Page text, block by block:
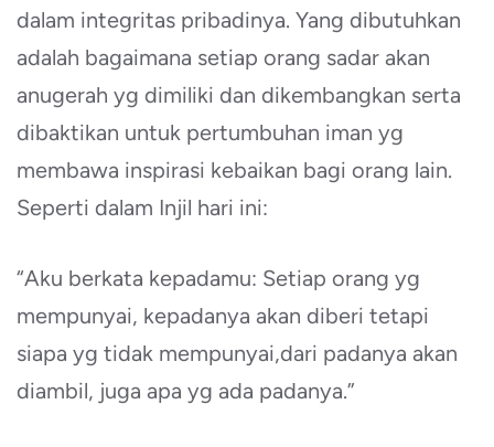
dalam integritas pribadinya. Yang dibutuhkan
adalah bagaimana setiap orang sadar akan
anugerah yg dimiliki dan dikembangkan serta
dibaktikan untuk pertumbuhan iman yg
membawa inspirasi kebaikan bagi orang lain.
Seperti dalam Injil hari ini:
“Aku berkata kepadamu: Setiap orang yg
mempunyai, kepadanya akan diberi tetapi
siapa yg tidak mempunyai,dari padanya akan
diambil, juga apa yg ada padanya.”